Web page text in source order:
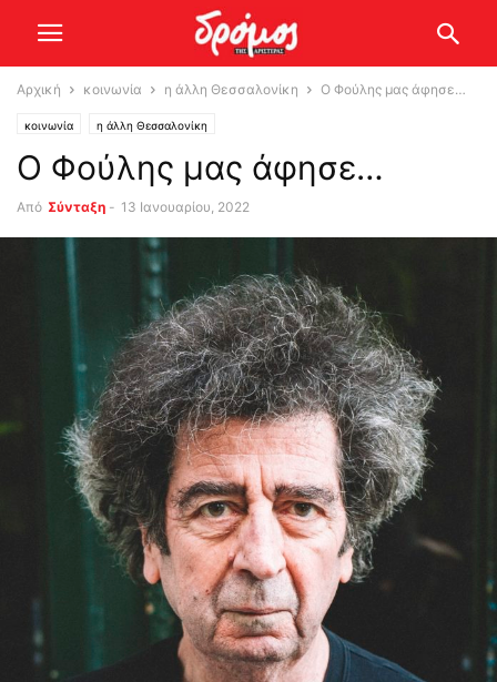
Αρχική κοινωνία η άλλη Θεσσαλονίκη Ο Φούλης μας άφησε…
κοινωνία η άλλη Θεσσαλονίκη
Ο Φούλης μας άφησε…
Από Σύνταξη - 13 Ιανουαρίου, 2022